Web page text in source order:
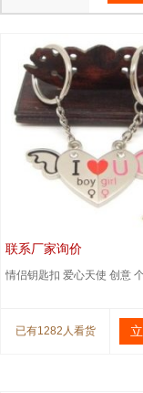
联系厂家询价
情侣钥匙扣 爱心天使 创意
已有1282人看货